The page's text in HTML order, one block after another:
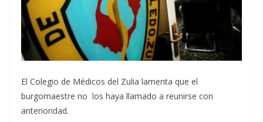
El Colegio de Médicos del Zulia lamenta que el
burgomaestre no los haya llamado a reunirse con
anterioridad.